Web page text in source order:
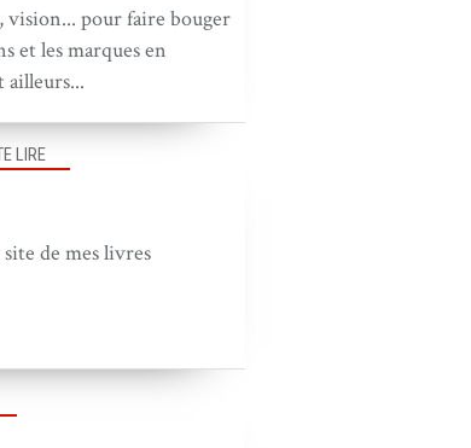
vision... pour faire bouger
et les marques en
LIRE
de mes livres